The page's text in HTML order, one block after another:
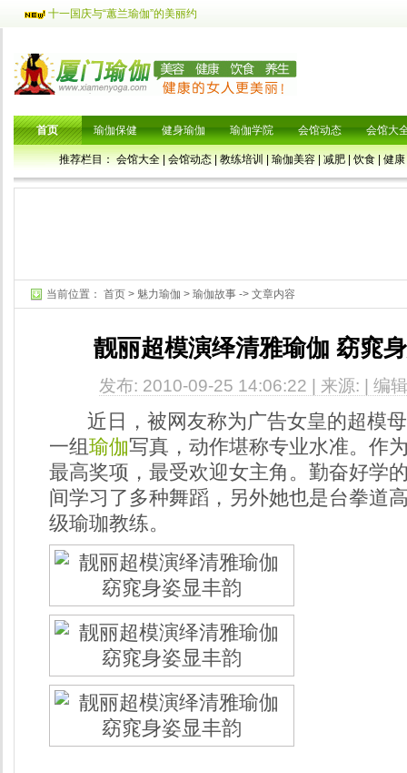
十一国庆与“蕙兰瑜伽”的美丽约
首页
推荐栏目：会馆大全|会馆动态|教练培训|瑜伽美容|减肥|饮食|健康
瑜伽保健 健身瑜伽 瑜伽学院 会馆动态 会馆大
当前位置： 首页 > 魅力瑜伽 > 瑜伽故事 -> 文章内容
靓丽超模演绎清雅瑜伽 窈窕
发布: 2010-09-25 14:06:22 | 来源: | 编
近日，被网友称为广告女皇的超模母
一组瑜伽写真，动作堪称专业水准。作
最高奖项，最受欢迎女主角。勤奋好学
间学习了多种舞蹈，另外她也是台拳道
级瑜珈教练。